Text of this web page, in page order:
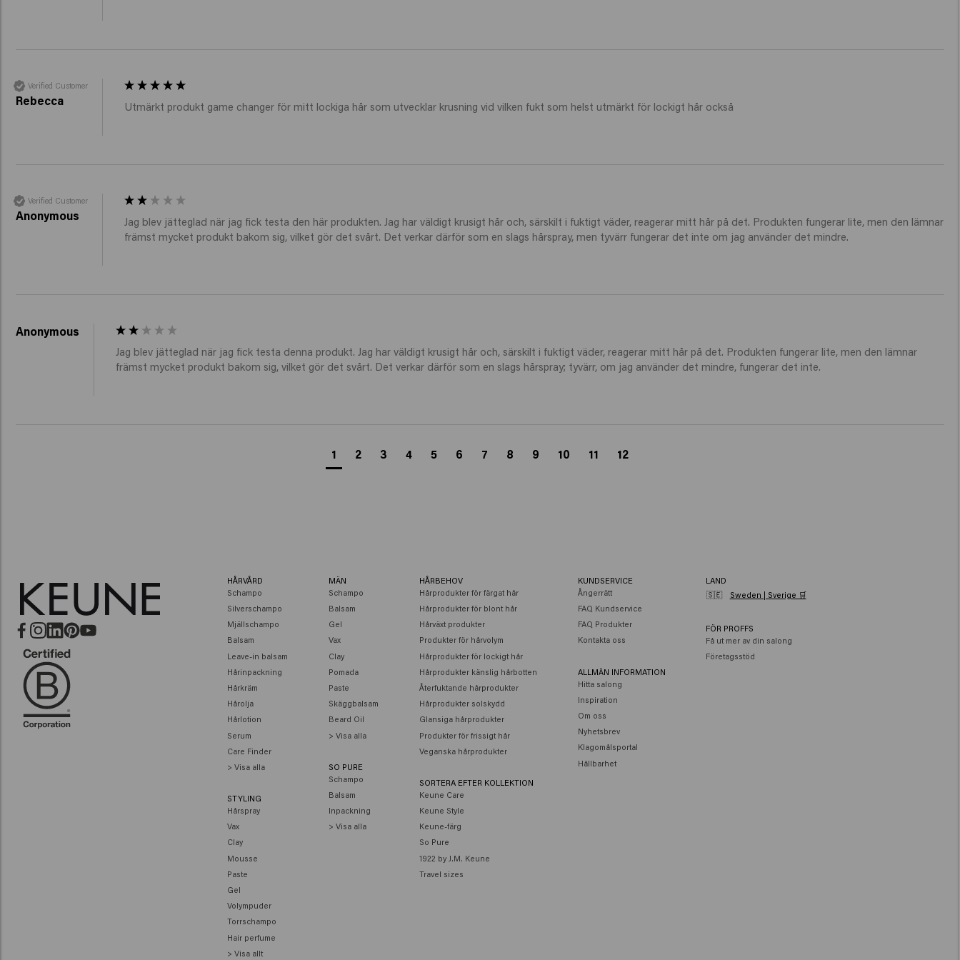
Verified Customer
Rebecca Utmärkt produkt game changer för mitt lockiga hår som utvecklar krusning vid vilken fukt som helst utmärkt för lockigt hår också
Verified Customer
Anonymous
Jag blev jätteglad när jag fick testa den här produkten. Jag har väldigt krusigt hår och, särskilt i fuktigt väder, reagerar mitt hår på det. Produkten fungerar lite, men den lämnar
främst mycket produkt bakom sig, vilket gör det svårt. Det verkar därför som en slags hårspray, men tyvärr fungerar det inte om jag använder det mindre.
Anonymous
Jag blev jätteglad när jag fick testa denna produkt. Jag har väldigt krusigt hår och, särskilt i fuktigt väder, reagerar mitt hår på det. Produkten fungerar lite, men den lämnar
främst mycket produkt bakom sig, vilket gör det svårt. Det verkar därför som en slags hårspray; tyvärr, om jag använder det mindre, fungerar det inte.
1 2 3 4 5 6 7 8 9 10 11 12
HÅRVÅRD
Schampo
Silverschampo
Mjällschampo
Balsam
Leave-in balsam
Hårinpackning
Hårkräm
Hårolja
Hårlotion
Serum
Care Finder
> Visa alla
STYLING
Hårspray
Vax
Clay
Mousse
Paste
Gel
Volympuder
Torrschampo
Hair perfume
> Visa allt
MÄN
Schampo
Balsam
Gel
Vax
Clay
Pomada
Paste
Skäggbalsam
Beard Oil
> Visa alla
SO PURE
Schampo
Balsam
Inpackning
> Visa alla
HÅRBEHOV
Hårprodukter för färgat hår
Hårprodukter för blont hår
Hårväxt produkter
Produkter för hårvolym
Hårprodukter för lockigt hår
Hårprodukter känslig hårbotten
Återfuktande hårprodukter
Hårprodukter solskydd
Glansiga hårprodukter
Produkter för frissigt hår
Veganska hårprodukter
SORTERA EFTER KOLLEKTION
Keune Care
Keune Style
Keune-färg
So Pure
1922 by J.M. Keune
Travel sizes
KUNDSERVICE
Ångerrätt
FAQ Kundservice
FAQ Produkter
Kontakta oss
ALLMÄN INFORMATION
Hitta salong
Inspiration
Om oss
Nyhetsbrev
Klagomålsportal
Hållbarhet
LAND
🇸🇪
Sweden | Sverige 🛒
FÖR PROFFS
Få ut mer av din salong
Företagsstöd